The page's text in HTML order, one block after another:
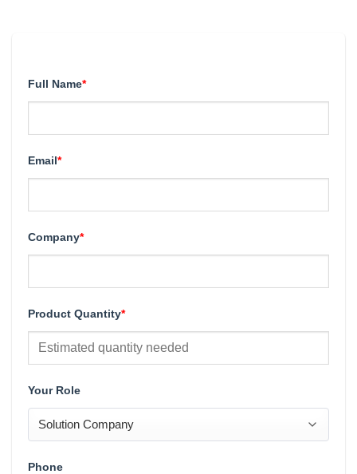
Full Name*
Email*
Company*
Product Quantity*
Your Role
Phone